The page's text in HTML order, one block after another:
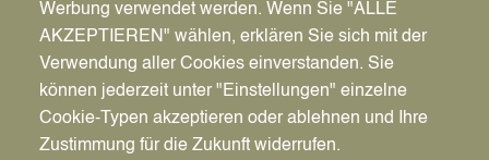
Kultur, Musik und
besondere Atmosphäre –
Eintritt frei
Vom20. bis 22. August 2026findet wieder das
Werbung verwendet werden. Wenn Sie "ALLE
AKZEPTIEREN" wählen, erklären Sie sich mit der
Verwendung aller Cookies einverstanden. Sie
können jederzeit unter "Einstellungen" einzelne
Cookie-Typen akzeptieren oder ablehnen und Ihre
Zustimmung für die Zukunft widerrufen.